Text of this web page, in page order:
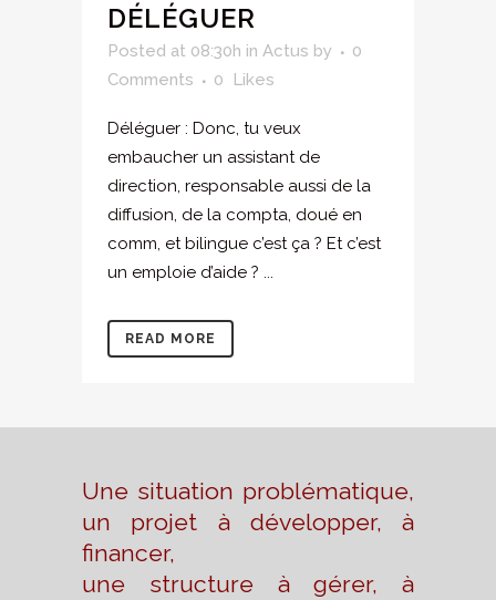
DÉLÉGUER
Posted at 08:30h in Actus by
0
Comments
0 Likes
Déléguer : Donc, tu veux
embaucher un assistant de
direction, responsable aussi de la
diffusion, de la compta, doué en
comm, et bilingue c’est ça ? Et c’est
un emploie d’aide ? ...
READ MORE
Une situation problématique,
un projet à développer, à
financer,
une structure à gérer, à